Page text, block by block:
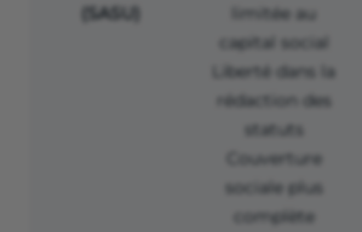
(SASU)
limitée au
capital social
Liberté dans la
rédaction des
statuts
Couverture
sociale plus
complète